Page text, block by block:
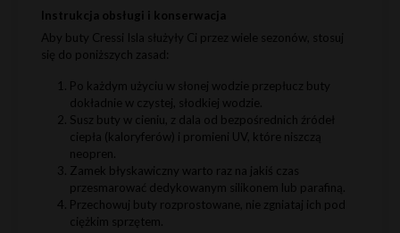
Instrukcja obsługi i konserwacja
Aby buty Cressi Isla służyły Ci przez wiele sezonów, stosuj
się do poniższych zasad:
Po każdym użyciu w słonej wodzie przepłucz buty
dokładnie w czystej, słodkiej wodzie.
Susz buty w cieniu, z dala od bezpośrednich źródeł
ciepła (kaloryferów) i promieni UV, które niszczą
neopren.
Zamek błyskawiczny warto raz na jakiś czas
przesmarować dedykowanym silikonem lub parafiną.
Przechowuj buty rozprostowane, nie zgniataj ich pod
ciężkim sprzętem.